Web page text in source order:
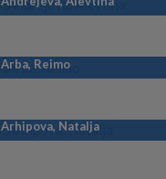
Arba, Reimo
Arhipova, Natalja